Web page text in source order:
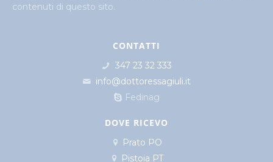
contenuti di questo sito.
CONTATTI
347 23 32 333
info@dottoressagiuli.it
Fedinag
DOVE RICEVO
Prato PO
Pistoia PT